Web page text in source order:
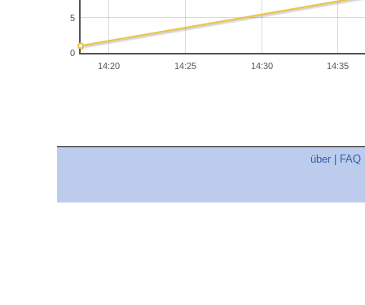
14:20 14:25 14:30 14:35
0
5
über FAQ